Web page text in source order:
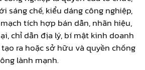
sáng chế, kiểu dáng công nghiệp,
tích hợp bán dẫn, nhãn hiệu,
chỉ dẫn địa lý, bí mật kinh doanh
ra hoặc sở hữu và quyền chống
lành mạnh.